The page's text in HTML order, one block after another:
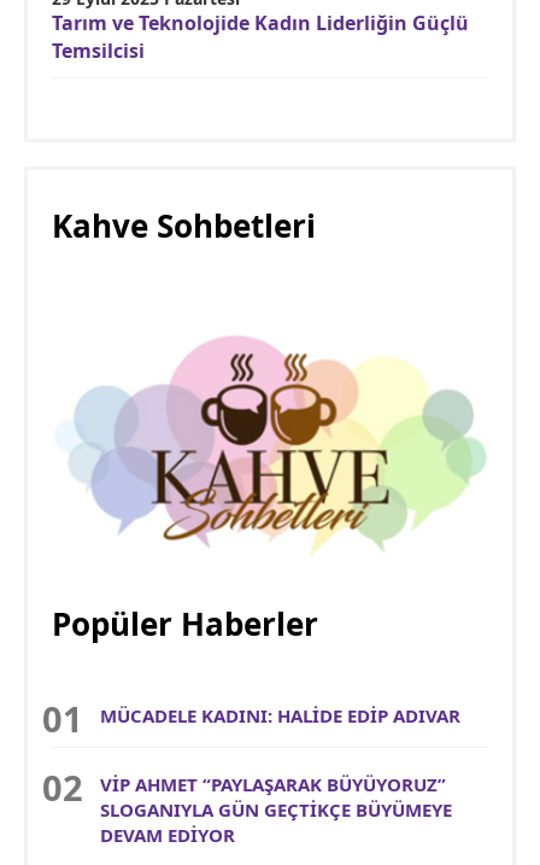
Tarım ve Teknolojide Kadın Liderliğin Güçlü
Temsilcisi
Kahve Sohbetleri
Popüler Haberler
MÜCADELE KADINI: HALİDE EDİP ADIVAR
VİP AHMET “PAYLAŞARAK BÜYÜYORUZ”
SLOGANIYLA GÜN GEÇTİKÇE BÜYÜMEYE
DEVAM EDİYOR